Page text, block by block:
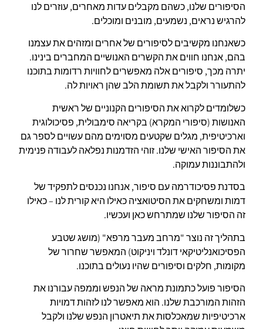
הסיפורים שלנו, כשהם מקבלים עדות מאחרים, עוזרים לנו
להרגיש נראים, נשמעים, מובנים ומוכלים.
כשאנחנו מקשיבים לסיפורים של אחרים ומזהים את עצמנו
בהם, אנחנו חווים את הקשרים האנושיים המחברים בינינו.
יתרה מכך, סיפורים אלה מאפשרים לחוויות רדומות בתוכנו
להתעורר ולקבל את תשומת הלב שהן ראויות לה.
כשלומדים לקרוא את הסיפורים הקנוניים של ראשית
האנושות (סיפורי המקרא) בקריאה סימבולית, פסיכולוגית
וארכיטיפית, מגלים שקטעים מסוימים מהם עשויים לספר גם
את הסיפור האישי שלנו. זוהי הזדמנות נפלאה לעבודה פנימית
ולהתבוננות עמוקה.
בסדנת פסיכודרמה עם סיפור, אנחנו נכנסים לתפקיד של
דמות ומשחקים את הסיטואציה כאילו היא קורית לנו – כאילו
זה הסיפור שלנו שמתרחש כאן ועכשיו.
בתהליך זה נוצר "מרחב מעבר מרפא" (מושג שטבע
הפסיכואנליטיקאי דונלד ויניקוט) המאפשר שחרור של
מקומות, חלקים וסיפורים שהיו נעולים בתוכנו.
הסיפור פועל כתמונת מראה של הנפש וממפה עבורנו את
הזהות המורכבת שלנו. הוא מאפשר לנו לזהות דמויות
ארכיטיפיות שמאכלסות את תיאטרון הנפש שלנו ולקבל